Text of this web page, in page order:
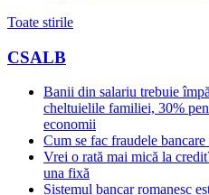
Toate stirile
CSALB
Banii din salariu trebuie
cheltuielile familiei, 30%
economii
Cum se fac fraudele
Vrei o rată mai mică la
una fixă
Sistemul bancar romanesc